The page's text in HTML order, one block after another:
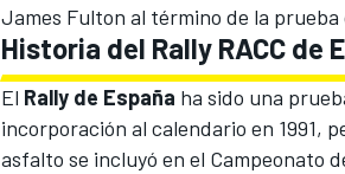
James Fulton al término de la prueba
Historia del Rally RACC de
El Rally de España ha sido una
incorporación al calendario en 1991,
asfalto se incluyó en el Campeonato